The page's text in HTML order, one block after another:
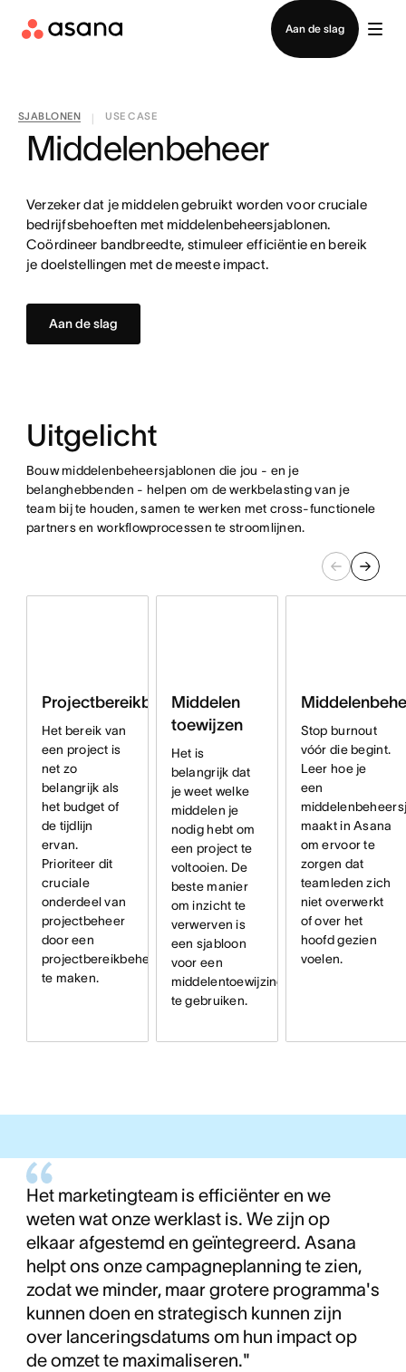
Aan de slag
Contact opnemen met verkoop
SJABLONEN USE CASE
Middelenbeheer
Verzeker dat je middelen gebruikt worden voor cruciale
bedrijfsbehoeften met middelenbeheersjablonen.
Coördineer bandbreedte, stimuleer efficiëntie en bereik
je doelstellingen met de meeste impact.
Aan de slag
Uitgelicht
Bouw middelenbeheersjablonen die jou - en je
belanghebbenden - helpen om de werkbelasting van je
team bij te houden, samen te werken met cross-functionele
partners en workflowprocessen te stroomlijnen.
Projectbereikbeheerplan
Het bereik van
een project is
net zo
belangrijk als
het budget of
de tijdlijn
ervan.
Prioriteer dit
cruciale
onderdeel van
projectbeheer
door een
projectbereikbeheerplansjabloon
te maken.
Middelen
toewijzen
Het is
belangrijk dat
je weet welke
middelen je
nodig hebt om
een project te
voltooien. De
beste manier
om inzicht te
verwerven is
een sjabloon
voor een
middelentoewijzingsplan
te gebruiken.
Stop burnout
vóór die begint.
Leer hoe je
een
maakt in Asana
om ervoor te
zorgen dat
teamleden zich
niet overwerkt
of over het
hoofd gezien
voelen.
Het marketingteam is efficiënter en we
weten wat onze werklast is. We zijn op
elkaar afgestemd en geïntegreerd. Asana
helpt ons onze campagneplanning te zien,
zodat we minder, maar grotere programma's
kunnen doen en strategisch kunnen zijn
over lanceringsdatums om hun impact op
de omzet te maximaliseren."